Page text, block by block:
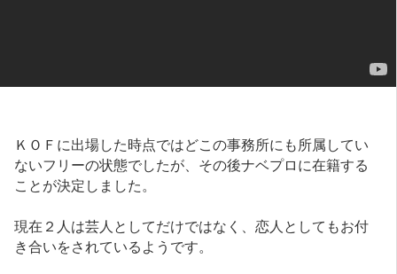
ＫＯＦに出場した時点ではどこの事務所にも所属してい
ないフリーの状態でしたが、その後ナベプロに在籍する
ことが決定しました。
現在２人は芸人としてだけではなく、恋人としてもお付
き合いをされているようです。